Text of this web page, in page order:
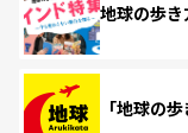
地球の歩
「地球の